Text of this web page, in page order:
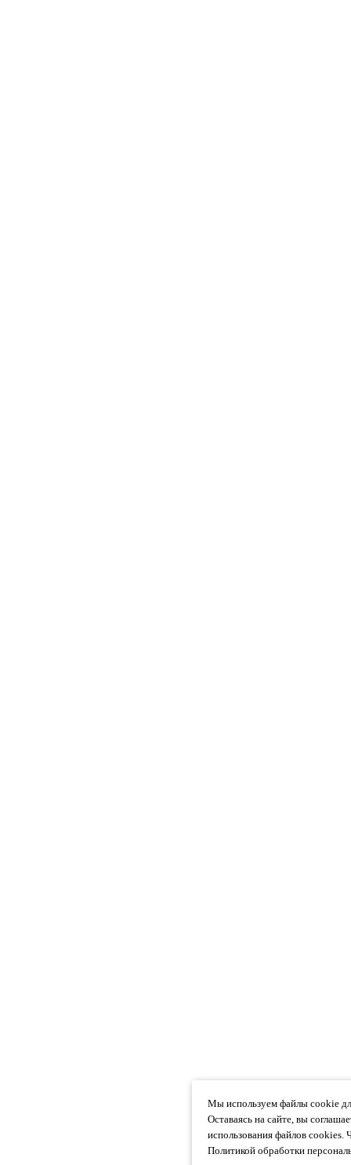
Мы используем файлы cookie
Оставаясь на сайте, вы
использования файлов cookies.
Политикой обработки